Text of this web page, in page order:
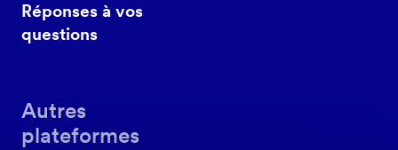
Réponses à vos
questions
Autres
plateformes